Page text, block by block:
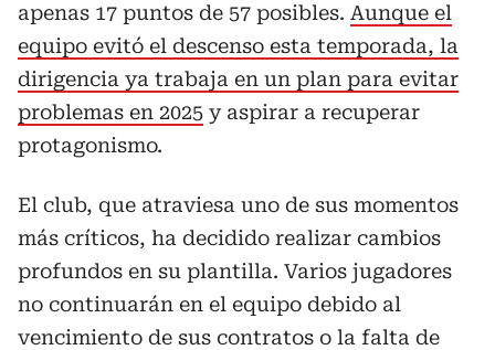
apenas 17 puntos de 57 posibles. Aunque el
equipo evitó el descenso esta temporada, la
dirigencia ya trabaja en un plan para evitar
problemas en 2025 y aspirar a recuperar
protagonismo.
El club, que atraviesa uno de sus momentos
más críticos, ha decidido realizar cambios
profundos en su plantilla. Varios jugadores
no continuarán en el equipo debido al
vencimiento de sus contratos o la falta de